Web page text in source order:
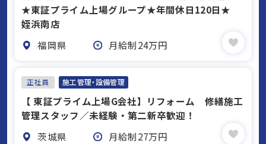
★東証プライム上場グループ★年間休日120日★
姪浜南店
福岡県
月給制24万円
正社員 施工管理・設備管理
【 東証プライム上場G会社】リフォーム 修繕施工
管理スタッフ／未経験・第二新卒歓迎！
茨城県
月給制27万円